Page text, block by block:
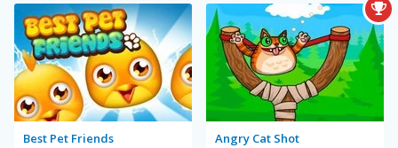
Best Pet Friends Angry Cat Shot